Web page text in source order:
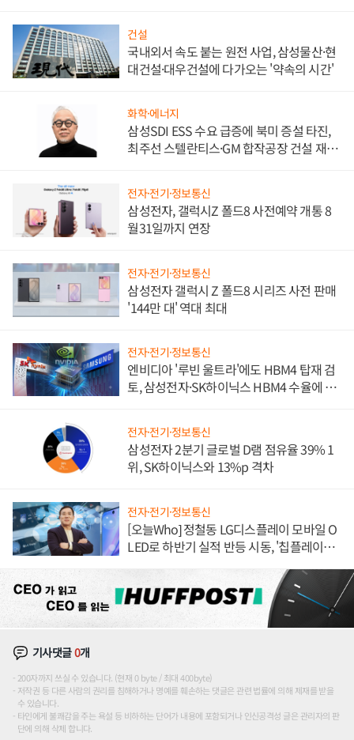
건설
국내외서 속도 붙는 원전 사업, 삼성물산·현
대건설·대우건설에 다가오는 '약속의 시간'
화학·에너지
삼성SDI ESS 수요 급증에 북미 증설 타진,
최주선 스텔란티스·GM 합작공장 건설 재추
전자·전기·정보통신
삼성전자, 갤럭시Z 폴드8 사전예약 개통 8
월31일까지 연장
전자·전기·정보통신
삼성전자 갤럭시 Z 폴드8 시리즈 사전 판매
'144만 대' 역대 최대
전자·전기·정보통신
엔비디아 '루빈 울트라'에도 HBM4 탑재 검
토, 삼성전자·SK하이닉스 HBM4 수율에 주
전자·전기·정보통신
삼성전자 2분기 글로벌 D램 점유율 39% 1
위, SK하이닉스와 13%p 격차
전자·전기·정보통신
[오늘Who] 정철동 LG디스플레이 모바일 O
LED로 하반기 실적 반등 시동, '칩플레이
기사댓글0개
200자까지 쓰실 수 있습니다. (현재 0 byte / 최대 400byte)
저작권 등 다른 사람의 권리를 침해하거나 명예를 훼손하는 댓글은 관련 법률에 의해 제재를 받을
수 있습니다.
타인에게 불쾌감을 주는 욕설 등 비하하는 단어가 내용에 포함되거나 인신공격성 글은 관리자의 판
단에 의해 삭제 합니다.